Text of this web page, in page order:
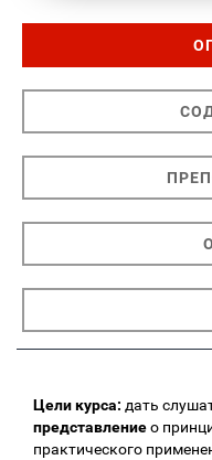
Цели курса: дать
представлениео
практического